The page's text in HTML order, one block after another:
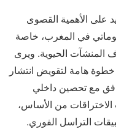
على الأهمية القصوى
في المغرب، خاصة
المنشآت الحيوية. ويرى
هامة لتقويض انتشار
مع تحصين داخلي
من الأساس،
التراسل الفوري.